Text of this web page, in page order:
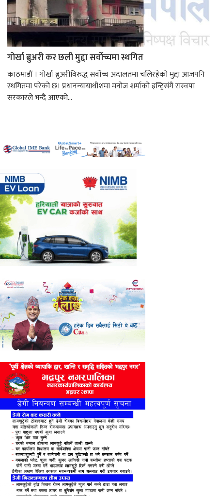
गोर्खा ब्रुअरी कर छली मुद्दा सर्वोच्चमा स्थगित
काठमाडाैं । गोर्खा ब्रुअरीविरुद्ध सर्वोच्च अदालतमा चलिरहेको मुद्दा आजपनि
स्थगितमा परेको छ। प्रधानन्यायाधीशमा मनोज शर्माको इन्ट्रिसंगै रास्वपा
सरकारले भन्दै आएको...